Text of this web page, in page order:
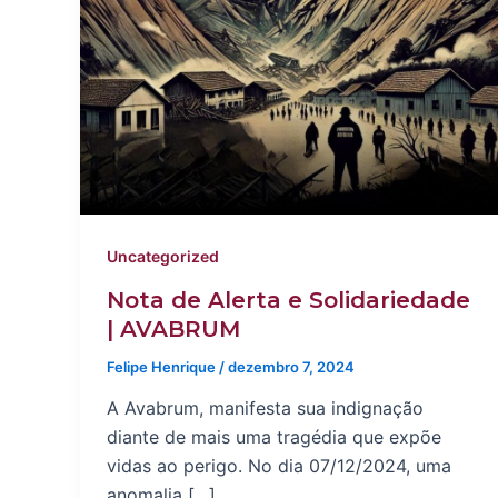
Uncategorized
Nota de Alerta e Solidariedade
| AVABRUM
Felipe Henrique /dezembro 7, 2024
A Avabrum, manifesta sua indignação
diante de mais uma tragédia que expõe
vidas ao perigo. No dia 07/12/2024, uma